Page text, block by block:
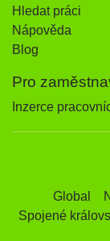
Hledat práci
Nápověda
Blog
Pro
Inzerce
Global
Spojené